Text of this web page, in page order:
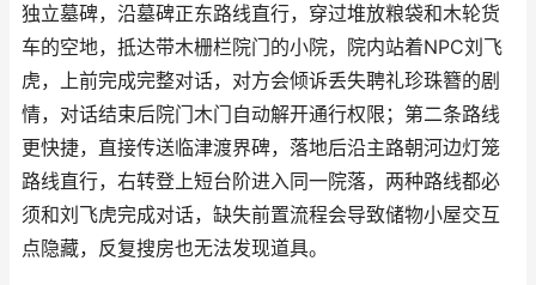
独立墓碑，沿墓碑正东路线直行，穿过堆放粮袋和木轮货
车的空地，抵达带木栅栏院门的小院，院内站着NPC刘飞
虎，上前完成完整对话，对方会倾诉丢失聘礼珍珠簪的剧
情，对话结束后院门木门自动解开通行权限；第二条路线
更快捷，直接传送临津渡界碑，落地后沿主路朝河边灯笼
路线直行，右转登上短台阶进入同一院落，两种路线都必
须和刘飞虎完成对话，缺失前置流程会导致储物小屋交互
点隐藏，反复搜房也无法发现道具。